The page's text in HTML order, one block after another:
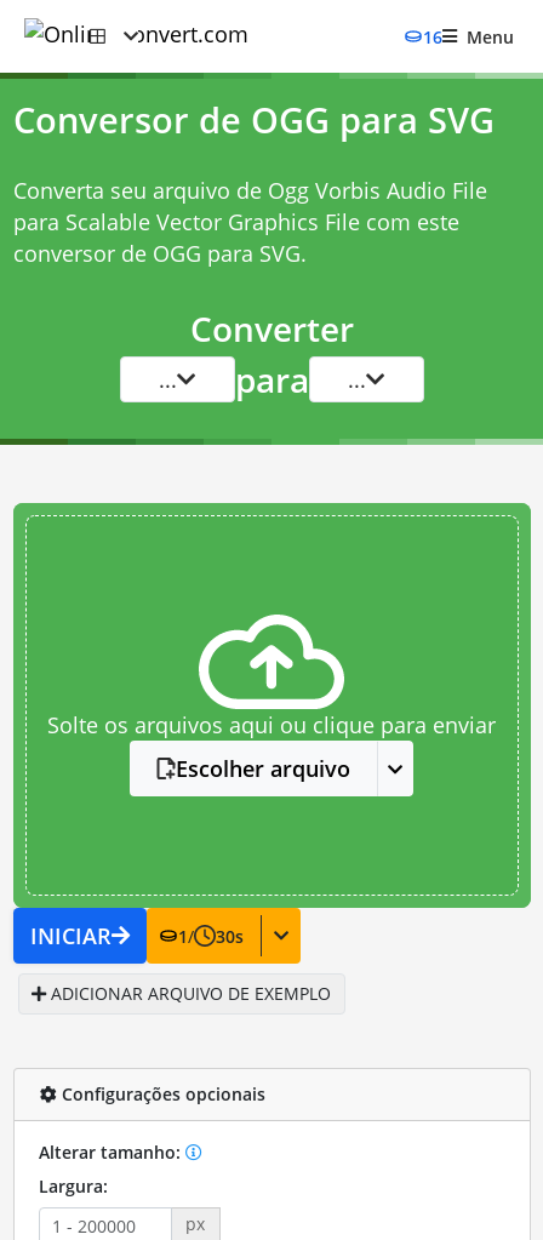
16 Menu
Conversor de OGG para SVG
Converta seu arquivo de Ogg Vorbis Audio File
para Scalable Vector Graphics File com este
conversor de OGG para SVG.
Converter
... para ...
Solte os arquivos aqui ou clique para enviar
Escolher arquivo
INICIAR 1/ 30s
ADICIONAR ARQUIVO DE EXEMPLO
Configurações opcionais
Alterar tamanho:
Largura:
px